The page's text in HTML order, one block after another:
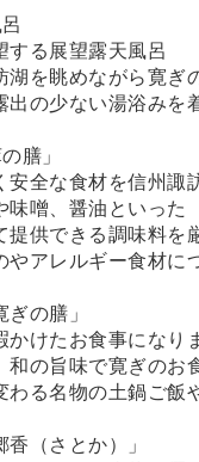
する展望露天風呂
湖を眺めながら寛ぎ
出の少ない湯浴みを
膳」
安全な食材を信州諏
味噌、醤油といった
提供できる調味料を
アレルギー食材に
ぎの膳」
かけたお食事になり
和の旨味で寛ぎのお
わる名物の土鍋ご飯
香（さとか）」